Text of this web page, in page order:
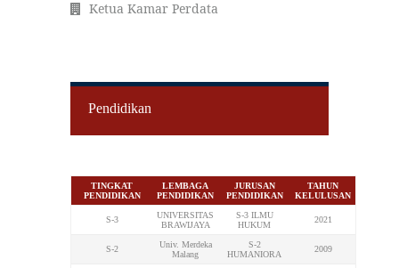
Ketua Kamar Perdata
Pendidikan
TINGKAT
PENDIDIKAN
LEMBAGA
PENDIDIKAN
JURUSAN
PENDIDIKAN
TAHUN
KELULUSAN
S-3
UNIVERSITAS
BRAWIJAYA
S-3 ILMU
HUKUM
2021
S-2
Univ. Merdeka
Malang
S-2
HUMANIORA
2009